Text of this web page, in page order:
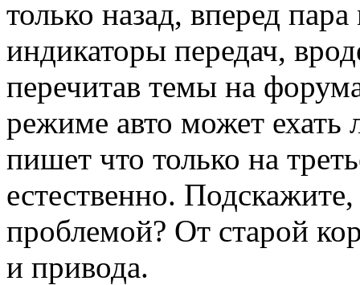
только назад, вперед
индикаторы передач,
перечитав темы на
режиме авто может ехать
пишет что только на
естественно.
проблемой? От старой
и привода.